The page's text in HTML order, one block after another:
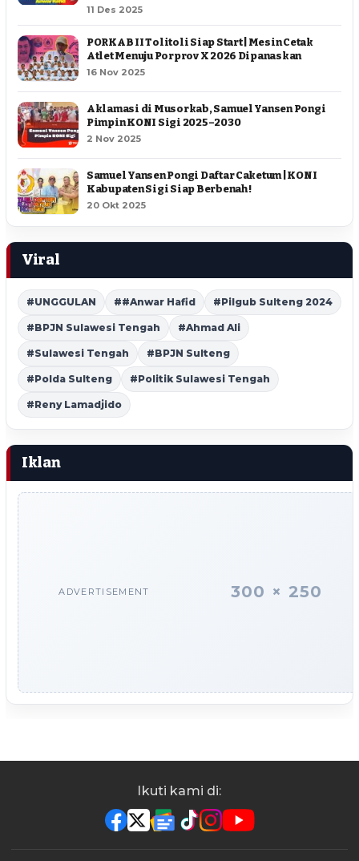
11 Des 2025
PORKAB II Tolitoli Siap Start | Mesin Cetak
Atlet Menuju Porprov X 2026 Dipanaskan
16 Nov 2025
Aklamasi di Musorkab, Samuel Yansen Pongi
Pimpin KONI Sigi 2025–2030
2 Nov 2025
Samuel Yansen Pongi Daftar Caketum | KONI
Kabupaten Sigi Siap Berbenah !
20 Okt 2025
Viral
#UNGGULAN ##Anwar Hafid #Pilgub Sulteng 2024
#BPJN Sulawesi Tengah #Ahmad Ali
#Sulawesi Tengah #BPJN Sulteng
#Polda Sulteng #Politik Sulawesi Tengah
#Reny Lamadjido
Iklan
ADVERTISEMENT 300 × 250
Ikuti kami di: